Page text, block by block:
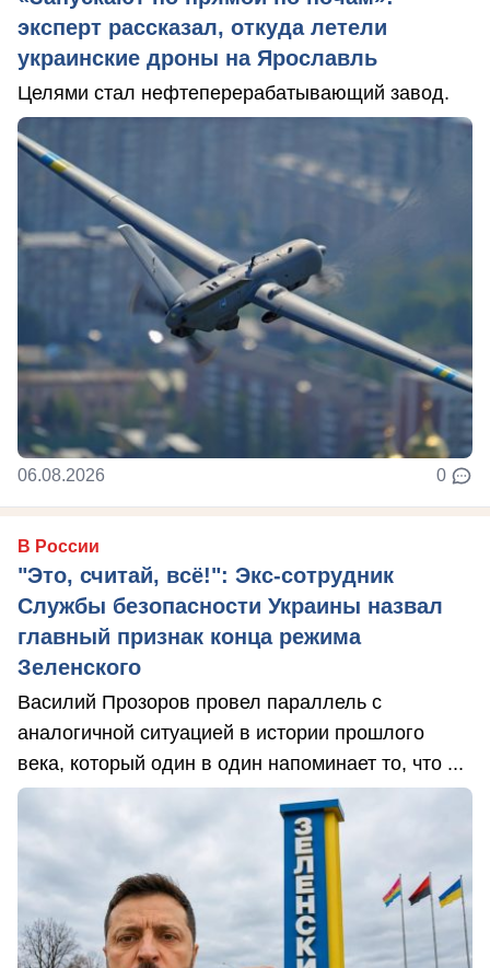
эксперт рассказал, откуда летели
украинские дроны на Ярославль
Целями стал нефтеперерабатывающий завод.
06.08.2026 0
В России
"Это, считай, всё!": Экс-сотрудник
Службы безопасности Украины назвал
главный признак конца режима
Зеленского
Василий Прозоров провел параллель с
аналогичной ситуацией в истории прошлого
века, который один в один напоминает то, что ...